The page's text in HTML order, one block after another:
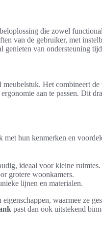
die zowel
van de gebruiker, met
van ondersteuning
Het combineert de
aan te passen. Dit
met hun kenmerken en
ideaal voor kleine ruimtes.
grotere woonkamers.
lijnen en materialen.
eigenschappen, waarmee ze
past dan ook uitstekend